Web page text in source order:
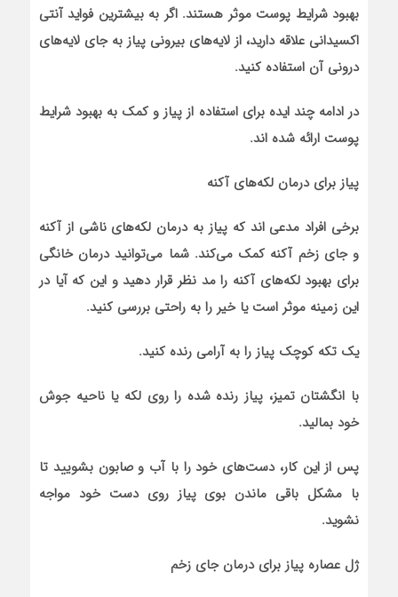
بهبود شرایط پوست موثر هستند. اگر به بیشترین فواید آنتی
اکسیدانی علاقه دارید، از لایه‌های بیرونی پیاز به جای لایه‌های
درونی آن استفاده کنید.
در ادامه چند ایده برای استفاده از پیاز و کمک به بهبود شرایط
پوست ارائه شده اند.
پیاز برای درمان لکه‌های آکنه
برخی افراد مدعی اند که پیاز به درمان لکه‌های ناشی از آکنه
و جای زخم آکنه کمک می‌کند. شما می‌توانید درمان خانگی
برای بهبود لکه‌های آکنه را مد نظر قرار دهید و این که آیا در
این زمینه موثر است یا خیر را به راحتی بررسی کنید.
یک تکه کوچک پیاز را به آرامی رنده کنید.
با انگشتان تمیز، پیاز رنده شده را روی لکه یا ناحیه جوش
خود بمالید.
پس از این کار، دست‌های خود را با آب و صابون بشویید تا
با مشکل باقی ماندن بوی پیاز روی دست خود مواجه
نشوید.
ژل عصاره پیاز برای درمان جای زخم